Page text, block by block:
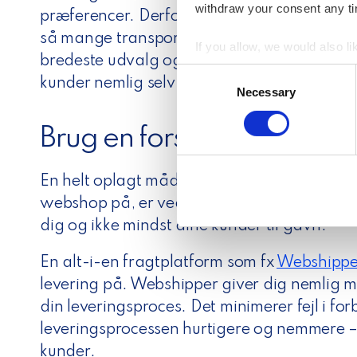
withdraw your consent any
If you allow, we would also
Collect information
Identify your device
other information that
C
e
t
S
e
e
c
t
Necessary
præferencer. Derfor er vores klare råd til
så mange transportører, som du kan, så
bredeste udvalg og de fleste
kunder nemlig selv vælge lige præcis den
Brug en
En helt oplagt måde at effektivisere og
webshop på, er ved at tilknytte en
dig og ikke mindst dine kunder til gavn.
En alt-i-en fragtplatform som fx
levering på. Webshipper giver dig nemlig
din leveringsproces. Det minimerer fejl i
leveringsprocessen hurtigere og
kunder.